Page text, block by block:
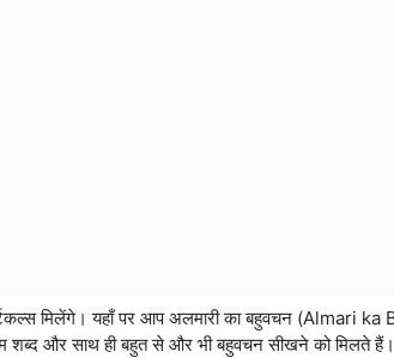
मिलेंगे। यहाँ पर आप अलमारी का बहुवचन (Almari
और साथ ही बहुत से और भी बहुवचन सीखने को मिलते